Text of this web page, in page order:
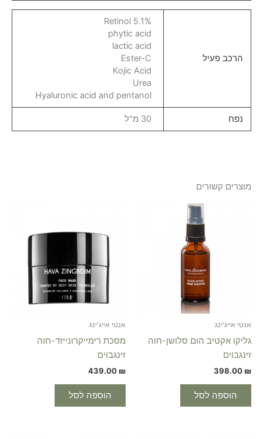
הרכב פעיל
Retinol 5.1%
phytic acid
lactic acid
Ester-C
Kojic Acid
Urea
Hyaluronic acid and pentanol
נפח 30 מ"ל
מוצרים קשורים
אנטי אייג'ינג
גליקו אקטיב הום סלושן-חוה
זינגבוים
398.00 ₪
הוספה לסל
אנטי אייג'ינג
מסכת רימייקרונייזד-חוה
זינגבוים
439.00 ₪
הוספה לסל